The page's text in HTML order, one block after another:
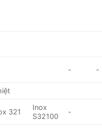
- -
321
Inox
S32100
-